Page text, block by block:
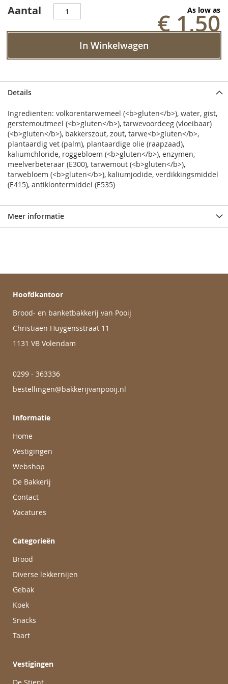
Aantal As low as
€ 1,50
In Winkelwagen
Details
Ingredienten: volkorentarwemeel (<b>gluten</b>), water, gist,
gerstemoutmeel (<b>gluten</b>), tarwevoordeeg (vloeibaar)
(<b>gluten</b>), bakkerszout, zout, tarwe<b>gluten</b>,
plantaardig vet (palm), plantaardige olie (raapzaad),
kaliumchloride, roggebloem (<b>gluten</b>), enzymen,
meelverbeteraar (E300), tarwemout (<b>gluten</b>),
tarwebloem (<b>gluten</b>), kaliumjodide, verdikkingsmiddel
(E415), antiklontermiddel (E535)
Meer informatie
Hoofdkantoor
Brood- en banketbakkerij van Pooij
Christiaen Huygensstraat 11
1131 VB Volendam
0299 - 363336
bestellingen@bakkerijvanpooij.nl
Informatie
Home
Vestigingen
Webshop
De Bakkerij
Contact
Vacatures
Categorieën
Brood
Diverse lekkernijen
Gebak
Koek
Snacks
Taart
Vestigingen